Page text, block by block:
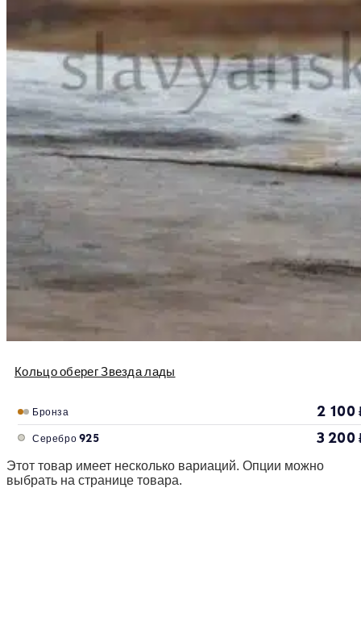
Кольцо оберег Звезда лады
Бронза 2 100
Серебро 925 3 200
Этот товар имеет несколько вариаций. Опции можно
выбрать на странице товара.